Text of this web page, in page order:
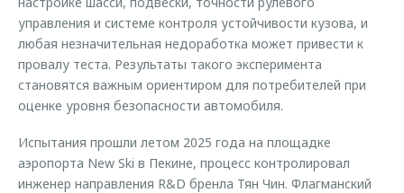
управления и системе контроля устойчивости кузова, и
любая незначительная недоработка может привести к
провалу теста. Результаты такого эксперимента
становятся важным ориентиром для потребителей при
оценке уровня безопасности автомобиля.
Испытания прошли летом 2025 года на площадке
аэропорта New Ski в Пекине, процесс контролировал
инженер направления R&D бренла Тян Чин. Флагманский